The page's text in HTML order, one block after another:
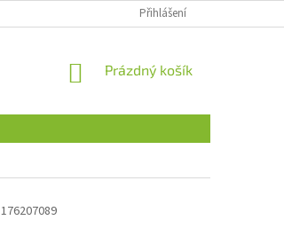
Přihlášení
NÁKUPNÍ
Prázdný košík
176207089